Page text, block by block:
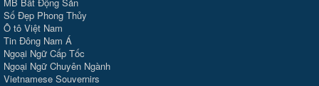
Số Đẹp Phong Thủy
Ô tô Việt Nam
Tin Đông Nam Á
Ngoại Ngữ Cấp Tốc
Ngoại Ngữ Chuyên Ngành
Vietnamese Souvernirs